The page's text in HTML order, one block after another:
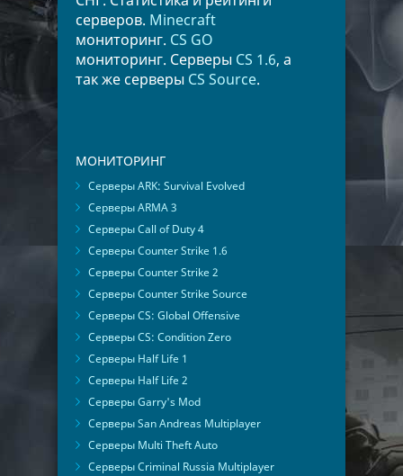
серверов. Minecraft
мониторинг. CS GO
мониторинг. Серверы CS 1.6, а
так же серверы CS Source.
МОНИТОРИНГ
Серверы ARK: Survival Evolved
Серверы ARMA 3
Серверы Call of Duty 4
Серверы Counter Strike 1.6
Серверы Counter Strike 2
Серверы Counter Strike Source
Серверы CS: Global Offensive
Серверы CS: Condition Zero
Серверы Half Life 1
Серверы Half Life 2
Серверы Garry's Mod
Серверы San Andreas Multiplayer
Серверы Multi Theft Auto
Серверы Criminal Russia Multiplayer